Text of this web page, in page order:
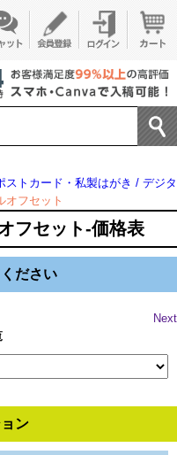
ストカード・私製はがき / デジタ
オフセット
フセット-価格表
ださい
Next
ン